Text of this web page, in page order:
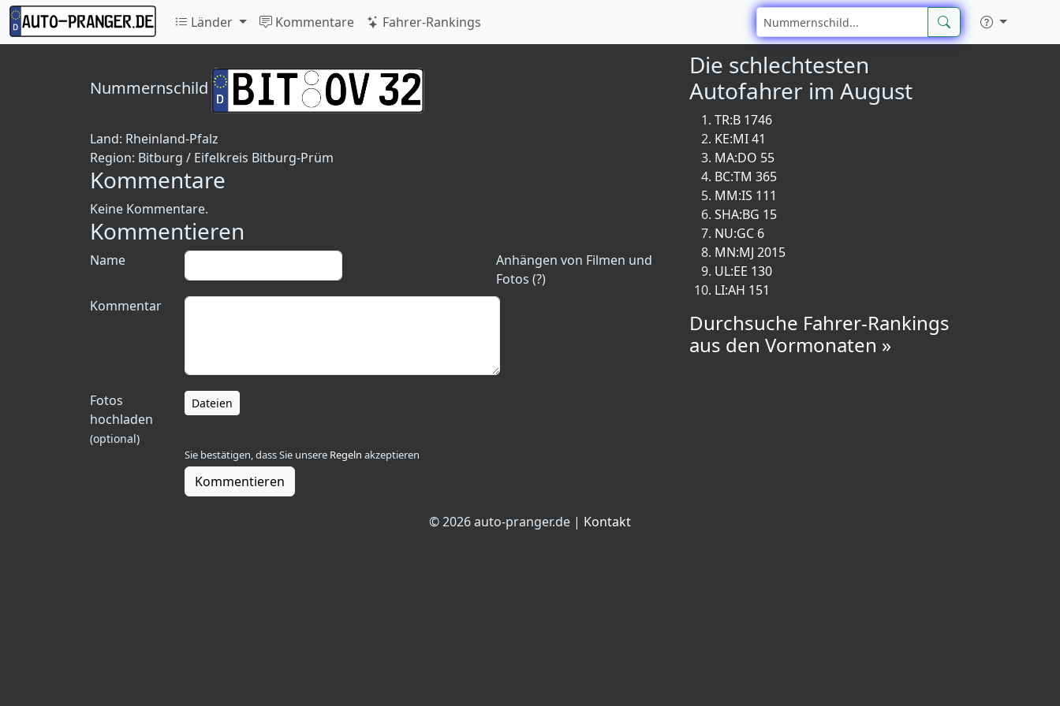
Länder Kommentare Fahrer-Rankings
Nummernschild
Land: Rheinland-Pfalz
Region: Bitburg / Eifelkreis Bitburg-Prüm
Kommentare
Keine Kommentare.
Kommentieren
Anhängen von Filmen und
Fotos (?)
Name
Kommentar
Fotos
hochladen
(optional)
Dateien
Sie bestätigen, dass Sie unsere Regeln akzeptieren
Kommentieren
Die schlechtesten
Autofahrer im August
TR:B 1746
KE:MI 41
MA:DO 55
BC:TM 365
MM:IS 111
SHA:BG 15
NU:GC 6
MN:MJ 2015
UL:EE 130
LI:AH 151
Durchsuche Fahrer-Rankings
aus den Vormonaten »
© 2026 auto-pranger.de | Kontakt